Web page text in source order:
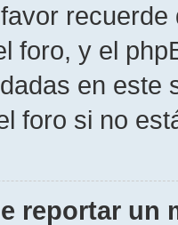
foro, y el
en este
foro si no
reportar un